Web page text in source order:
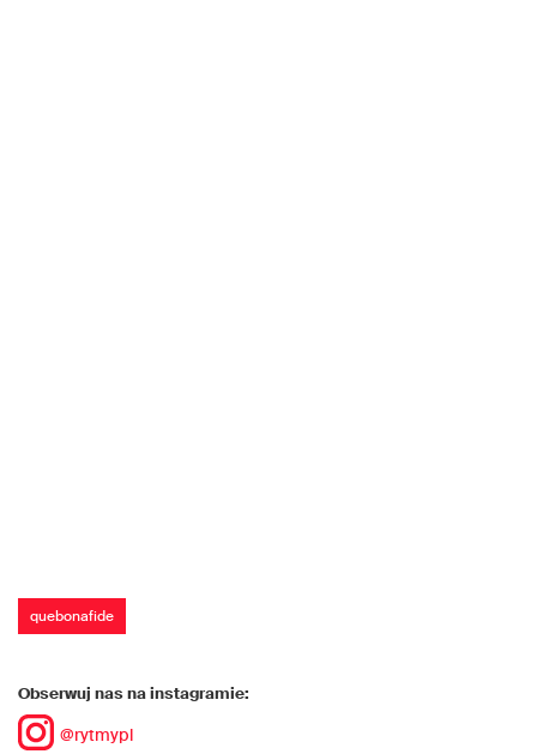
quebonafide
Obserwuj nas na instagramie:
@rytmypl